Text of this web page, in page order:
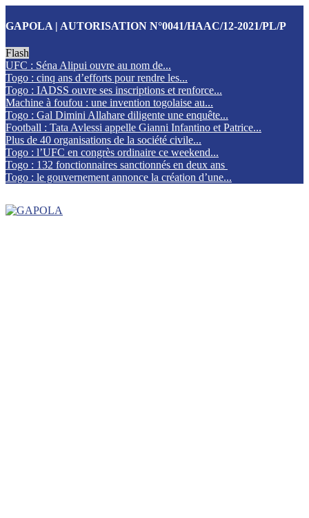
GAPOLA | AUTORISATION N°0041/HAAC/12-2021/PL/P
Flash
UFC : Séna Alipui ouvre au nom de...
Togo : cinq ans d’efforts pour rendre les...
Togo : IADSS ouvre ses inscriptions et renforce...
Machine à foufou : une invention togolaise au...
Togo : Gal Dimini Allahare diligente une enquête...
Football : Tata Avlessi appelle Gianni Infantino et Patrice...
Plus de 40 organisations de la société civile...
Togo : l’UFC en congrès ordinaire ce weekend...
Togo : 132 fonctionnaires sanctionnés en deux ans
Togo : le gouvernement annonce la création d’une...